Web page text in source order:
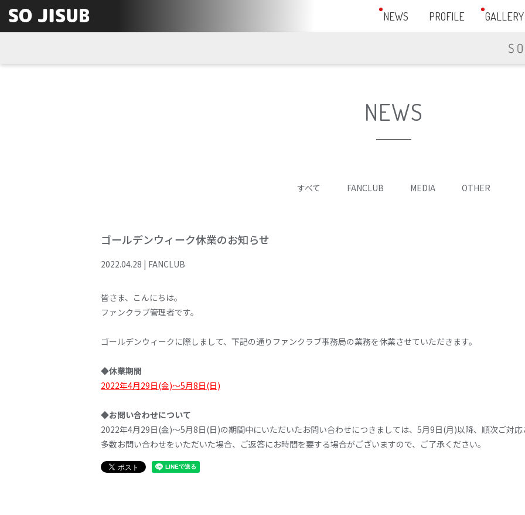
NEWS PROFILE GALLERY
NEWS
すべて FANCLUB MEDIA OTHER
ゴールデンウィーク休業のお知らせ
2022.04.28 | FANCLUB
皆さま、こんにちは。
ファンクラブ管理者です。
ゴールデンウィークに際しまして、下記の通りファンクラブ事務局の業務を休業させていただきます。
◆休業期間
2022年4月29日(金)～5月8日(日)
◆お問い合わせについて
2022年4月29日(金)～5月8日(日)の期間中にいただいたお問い合わせにつきましては、5月9日(月)以降、順次ご対応
多数お問い合わせをいただいた場合、ご返答にお時間を要する場合がございますので、ご了承ください。